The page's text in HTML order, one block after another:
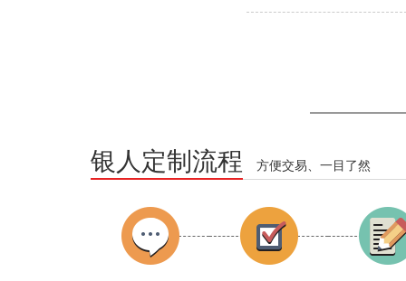
银人定制流程 方便交易、一目了然